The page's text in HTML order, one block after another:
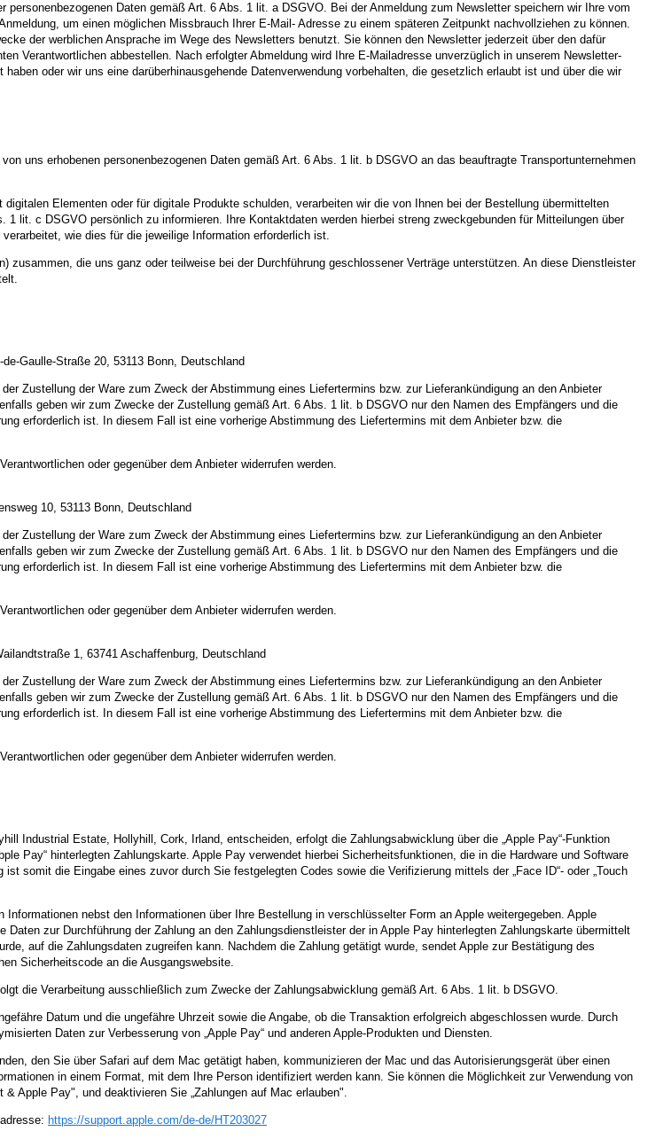
Daten gemäß Art. 6 Abs. 1 lit. a DSGVO. Bei der Anmeldung zum Newsletter speichern wir Ihre vom
um einen möglichen Missbrauch Ihrer E-Mail- Adresse zu einem späteren Zeitpunkt nachvollziehen zu können.
der werblichen Ansprache im Wege des Newsletters benutzt. Sie können den Newsletter jederzeit über den dafür
Verantwortlichen abbestellen. Nach erfolgter Abmeldung wird Ihre E-Mailadresse unverzüglich in unserem Newsletter-
oder wir uns eine darüberhinausgehende Datenverwendung vorbehalten, die gesetzlich erlaubt ist und über die wir
uns erhobenen personenbezogenen Daten gemäß Art. 6 Abs. 1 lit. b DSGVO an das beauftragte Transportunternehmen
Elementen oder für digitale Produkte schulden, verarbeiten wir die von Ihnen bei der Bestellung übermittelten
lit. c DSGVO persönlich zu informieren. Ihre Kontaktdaten werden hierbei streng zweckgebunden für Mitteilungen über
wie dies für die jeweilige Information erforderlich ist.
die uns ganz oder teilweise bei der Durchführung geschlossener Verträge unterstützen. An diese Dienstleister
Gaulle-Straße 20, 53113 Bonn, Deutschland
Zustellung der Ware zum Zweck der Abstimmung eines Liefertermins bzw. zur Lieferankündigung an den Anbieter
geben wir zum Zwecke der Zustellung gemäß Art. 6 Abs. 1 lit. b DSGVO nur den Namen des Empfängers und die
erforderlich ist. In diesem Fall ist eine vorherige Abstimmung des Liefertermins mit dem Anbieter bzw. die
oder gegenüber dem Anbieter widerrufen werden.
10, 53113 Bonn, Deutschland
Zustellung der Ware zum Zweck der Abstimmung eines Liefertermins bzw. zur Lieferankündigung an den Anbieter
geben wir zum Zwecke der Zustellung gemäß Art. 6 Abs. 1 lit. b DSGVO nur den Namen des Empfängers und die
erforderlich ist. In diesem Fall ist eine vorherige Abstimmung des Liefertermins mit dem Anbieter bzw. die
oder gegenüber dem Anbieter widerrufen werden.
1, 63741 Aschaffenburg, Deutschland
Zustellung der Ware zum Zweck der Abstimmung eines Liefertermins bzw. zur Lieferankündigung an den Anbieter
geben wir zum Zwecke der Zustellung gemäß Art. 6 Abs. 1 lit. b DSGVO nur den Namen des Empfängers und die
erforderlich ist. In diesem Fall ist eine vorherige Abstimmung des Liefertermins mit dem Anbieter bzw. die
oder gegenüber dem Anbieter widerrufen werden.
Industrial Estate, Hollyhill, Cork, Irland, entscheiden, erfolgt die Zahlungsabwicklung über die „Apple Pay“-Funktion
Pay“ hinterlegten Zahlungskarte. Apple Pay verwendet hierbei Sicherheitsfunktionen, die in die Hardware und Software
somit die Eingabe eines zuvor durch Sie festgelegten Codes sowie die Verifizierung mittels der „Face ID“- oder „Touch
nebst den Informationen über Ihre Bestellung in verschlüsselter Form an Apple weitergegeben. Apple
zur Durchführung der Zahlung an den Zahlungsdienstleister der in Apple Pay hinterlegten Zahlungskarte übermittelt
auf die Zahlungsdaten zugreifen kann. Nachdem die Zahlung getätigt wurde, sendet Apple zur Bestätigung des
Sicherheitscode an die Ausgangswebsite.
die Verarbeitung ausschließlich zum Zwecke der Zahlungsabwicklung gemäß Art. 6 Abs. 1 lit. b DSGVO.
Datum und die ungefähre Uhrzeit sowie die Angabe, ob die Transaktion erfolgreich abgeschlossen wurde. Durch
Daten zur Verbesserung von „Apple Pay“ und anderen Apple-Produkten und Diensten.
den Sie über Safari auf dem Mac getätigt haben, kommunizieren der Mac und das Autorisierungsgerät über einen
in einem Format, mit dem Ihre Person identifiziert werden kann. Sie können die Möglichkeit zur Verwendung von
Apple Pay", und deaktivieren Sie „Zahlungen auf Mac erlauben".
https://support.apple.com/de-de/HT203027